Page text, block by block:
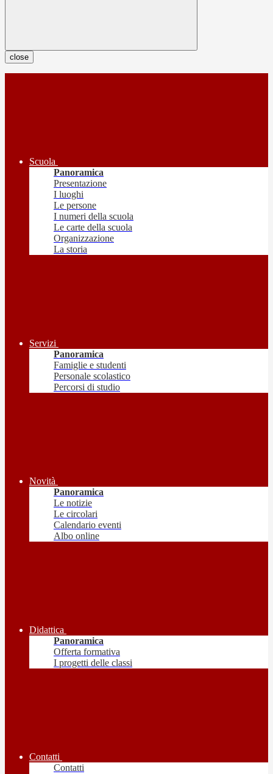
close
Scuola
Panoramica
Presentazione
I luoghi
Le persone
I numeri della scuola
Le carte della scuola
Organizzazione
La storia
Servizi
Panoramica
Famiglie e studenti
Personale scolastico
Percorsi di studio
Novità
Panoramica
Le notizie
Le circolari
Calendario eventi
Albo online
Didattica
Panoramica
Offerta formativa
I progetti delle classi
Contatti
Contatti